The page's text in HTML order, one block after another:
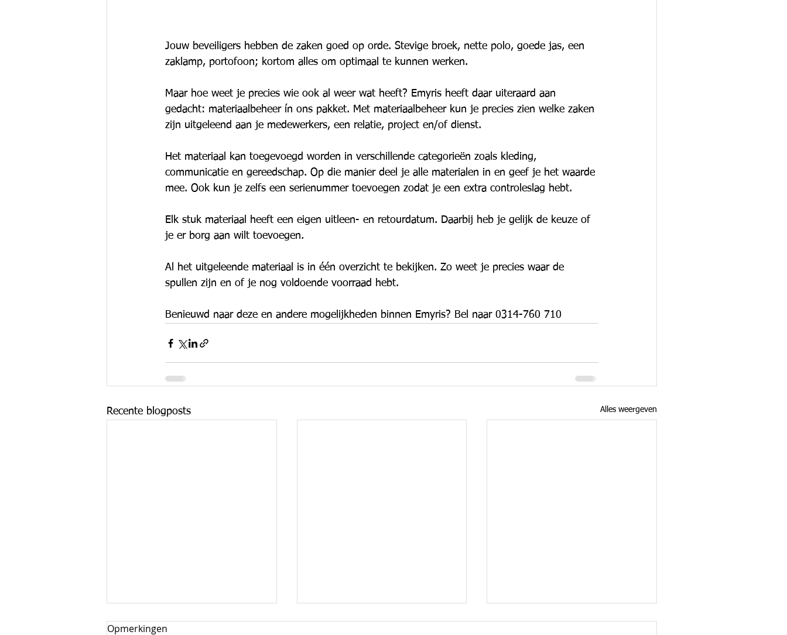
Jouw beveiligers hebben de zaken goed op orde. Stevige broek, nette polo, goede jas, een
zaklamp, portofoon; kortom alles om optimaal te kunnen werken.
Maar hoe weet je precies wie ook al weer wat heeft? Emyris heeft daar uiteraard aan
gedacht: materiaalbeheer ín ons pakket. Met materiaalbeheer kun je precies zien welke zaken
zijn uitgeleend aan je medewerkers, een relatie, project en/of dienst.
Het materiaal kan toegevoegd worden in verschillende categorieën zoals kleding,
communicatie en gereedschap. Op die manier deel je alle materialen in en geef je het waarde
mee. Ook kun je zelfs een serienummer toevoegen zodat je een extra controleslag hebt.
Elk stuk materiaal heeft een eigen uitleen- en retourdatum. Daarbij heb je gelijk de keuze of
je er borg aan wilt toevoegen.
Al het uitgeleende materiaal is in één overzicht te bekijken. Zo weet je precies waar de
spullen zijn en of je nog voldoende voorraad hebt.
Benieuwd naar deze en andere mogelijkheden binnen Emyris? Bel naar 0314-760 710
Recente blogposts Alles weergeven
Opmerkingen